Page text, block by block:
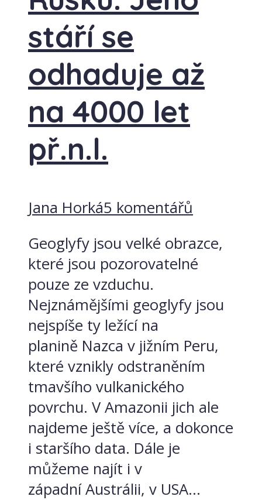
stáří se
odhaduje až
na 4000 let
př.n.l.
Jana Horká5 komentářů
Geoglyfy jsou velké obrazce,
které jsou pozorovatelné
pouze ze vzduchu.
Nejznámějšími geoglyfy jsou
nejspíše ty ležící na
planině Nazca v jižním Peru,
které vznikly odstraněním
tmavšího vulkanického
povrchu. V Amazonii jich ale
najdeme ještě více, a dokonce
i staršího data. Dále je
můžeme najít i v
západní Austrálii, v USA...